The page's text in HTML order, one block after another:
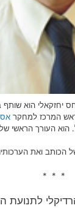
יחזקאלי הוא שותף
המרכז למחקר
הוא העורך הראשי
ואת
* * *
לתנועת